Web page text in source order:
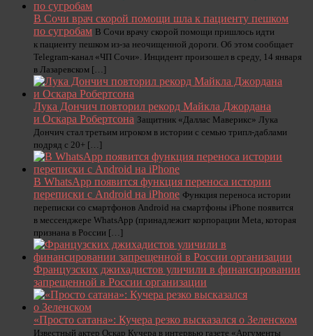
В Сочи врач скорой помощи шла к пациенту пешком
по сугробам В Сочи врачу скорой помощи пришлось идти
к пациенту пешком из-за неочищенной дороги. Об этом сообщает
Telegram-канал «ЧП Сочи». Инцидент произошел в среду, 14 января
в Лазаревском […]
Лука Дончич повторил рекорд Майкла Джордана
и Оскара Робертсона Защитник «Даллас Маверикс» Лука
Дончич стал третьим игроком в истории с семью трипл-даблами
подряд с 20+ […]
В WhatsApp появится функция переноса истории
переписки с Android на iPhone Функция переноса истории
переписки со смартфонов Android на смартфоны iPhone появится
в мессенджере WhatsApp (принадлежит корпорации Meta, которая
признана в России […]
Французских джихадистов уличили в финансировании
запрещенной в России организации
«Просто сатана»: Кучера резко высказался о Зеленском
Известный актер Оскар Кучера в интервью газете «Аргументы